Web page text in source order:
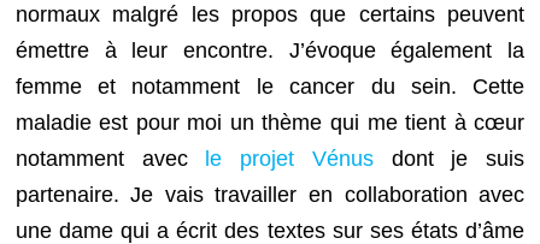
normaux malgré les propos que certains peuvent
émettre à leur encontre. J’évoque également la
femme et notamment le cancer du sein. Cette
maladie est pour moi un thème qui me tient à cœur
notamment avec le projet Vénusdont je suis
partenaire. Je vais travailler en collaboration avec
une dame qui a écrit des textes sur ses états d’âme